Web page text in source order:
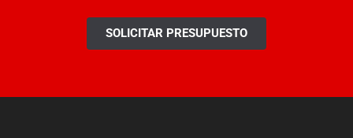
SOLICITAR PRESUPUESTO